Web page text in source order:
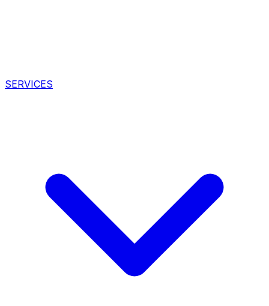
SERVICES